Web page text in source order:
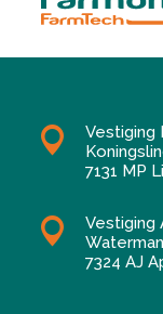
Vestiging
7131 MP
Vestiging
7324 AJ